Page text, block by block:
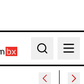
Search